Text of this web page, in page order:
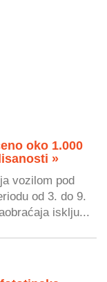
oko 1.000
»
vozilom pod
od 3. do 9.
isklju...